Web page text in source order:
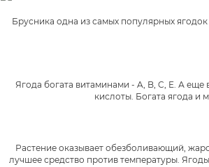
Брусника одна из самых популярных
Ягода богата витаминами - A, B, C, E. А
кислоты. Богата ягода и
Растение оказывает обезболивающий,
лучшее средство против температуры.